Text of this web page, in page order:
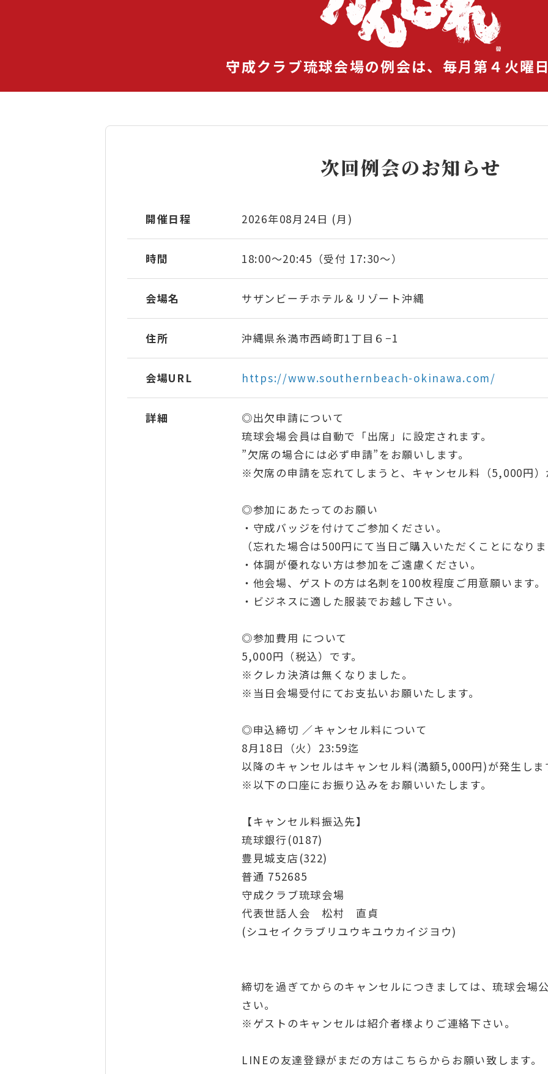
守成クラブ琉球会場の例会は、 毎月第４火曜
次回例会のお知らせ
開催日程 2026年08月24日 (月)
時間 18:00～20:45（受付 17:30～）
会場名 サザンビーチホテル＆リゾート沖縄
住所 沖縄県糸満市西崎町1丁目６−1
会場URL https://www.southernbeach-okinawa.com/
詳細
◎出欠申請について
琉球会場会員は自動で「出席」に設定されます。
”欠席の場合には必ず申請”をお願いします。
※欠席の申請を忘れてしまうと、キャンセル料（5,000円
◎参加にあたってのお願い
・守成バッジを付けてご参加ください。
（忘れた場合は500円にて当日ご購入いただくことになり
・体調が優れない方は参加をご遠慮ください。
・他会場、ゲストの方は名刺を100枚程度ご用意願います。
・ビジネスに適した服装でお越し下さい。
◎参加費用 について
5,000円（税込）です。
※クレカ決済は無くなりました。
※当日会場受付にてお支払いお願いたします。
◎申込締切 ／キャンセル料について
8月18日（火）23:59迄
以降のキャンセルはキャンセル料(満額5,000円)が発生しま
※以下の口座にお振り込みをお願いいたします。
【キャンセル料振込先】
琉球銀行(0187)
豊見城支店(322)
普通 752685
守成クラブ琉球会場
代表世話人会 松村 直貞
(シユセイクラブリユウキユウカイジヨウ)
締切を過ぎてからのキャンセルにつきましては、琉球会場
さい。
※ゲストのキャンセルは紹介者様よりご連絡下さい。
LINEの友達登録がまだの方はこちらからお願い致します。